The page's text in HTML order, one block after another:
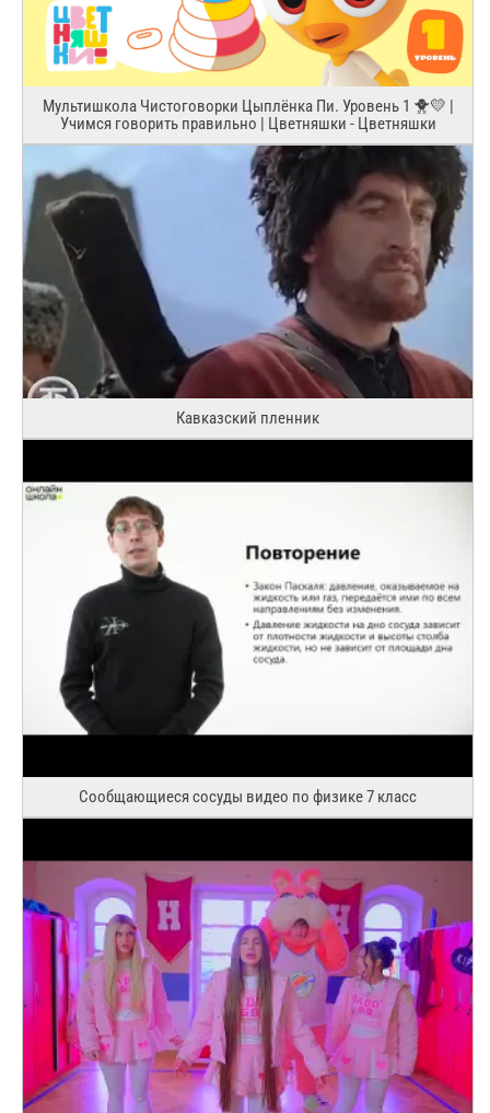
Мультишкола Чистоговорки Цыплёнка Пи. Уровень 1 🐥💛 |
Учимся говорить правильно | Цветняшки - Цветняшки
Кавказский пленник
Сообщающиеся сосуды видео по физике 7 класс